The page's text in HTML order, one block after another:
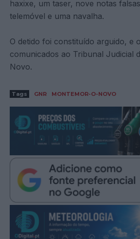
haxixe, um taser, nove notas
telemóvel e uma navalha.
O detido foi constituído arguido, e
comunicados ao Tribunal Judicial
Novo.
Tags GNR MONTEMOR-O-NOVO